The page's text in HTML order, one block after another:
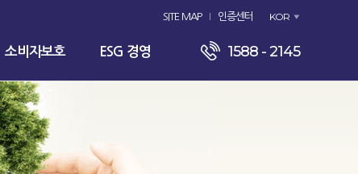
SITE MAP 인증센터 KOR
소비자보호 ESG 경영 1588 - 2145